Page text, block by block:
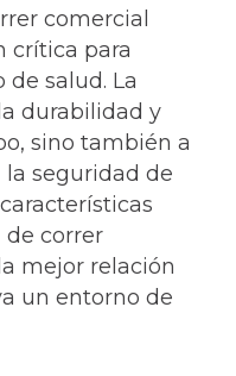
comercial
crítica para
salud. La
durabilidad y
sino también a
la seguridad de
de correr
mejor relación
un entorno de